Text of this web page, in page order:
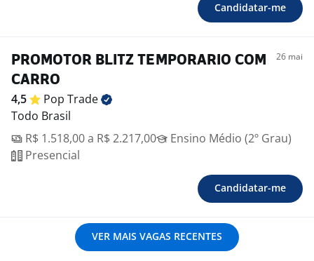
Candidatar-me
PROMOTOR BLITZ TEMPORARIO COM
CARRO
26 mai
4,5 Pop Trade
Todo Brasil
R$ 1.518,00 a R$ 2.217,00
Ensino Médio (2º Grau)
Presencial
Candidatar-me
VER MAIS VAGAS RECENTES